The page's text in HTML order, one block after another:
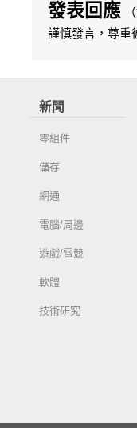
發表回應
謹慎發言，尊重
新聞
零組件
儲存
網通
電腦/周邊
遊戲/電競
軟體
技術研究